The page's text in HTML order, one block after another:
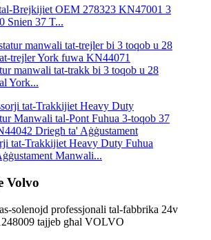
Brejkijiet OEM 278323 KN47001 3
Snien 37 T...
manwali tat-trakk bi 3 toqob u 28
York...
tat-Trakkijiet Heavy Duty Fuhua
Manwali...
Volvo